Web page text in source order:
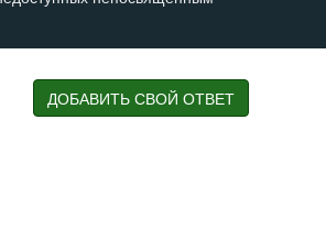
ДОБАВИТЬ СВОЙ ОТВЕТ